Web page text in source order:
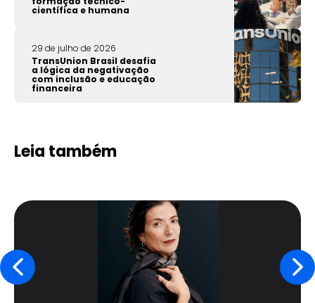
científica e humana
29 de julho de 2026
TransUnion Brasil desafia
a lógica da negativação
com inclusão e educação
financeira
Leia também